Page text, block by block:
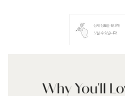
상세 정보를 확대해
보실 수 있습니다.